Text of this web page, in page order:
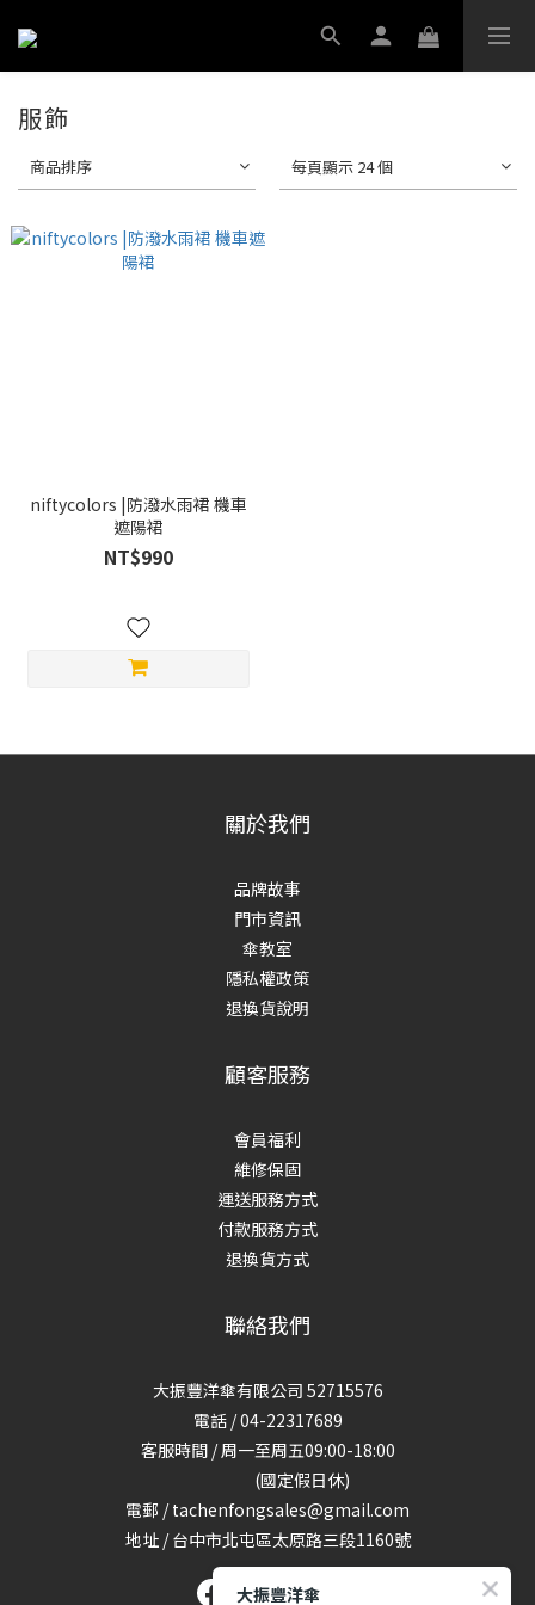
服飾
商品排序 每頁顯示 24 個
niftycolors |防潑水雨裙 機車
遮陽裙
NT$990
關於我們
品牌故事
門市資訊
傘教室
隱私權政策
退換貨說明
顧客服務
會員福利
維修保固
運送服務方式
付款服務方式
退換貨方式
聯絡我們
大振豐洋傘有限公司 52715576
電話 / 04-22317689
客服時間 / 周一至周五09:00-18:00
(國定假日休)
電郵 / tachenfongsales@gmail.com
地址 / 台中市北屯區太原路三段1160號
大振豐洋傘